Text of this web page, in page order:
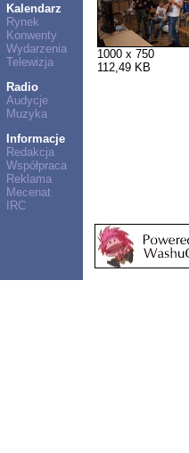
Kalendarz
Rynek
Konwenty
Wydarzenia
Telewizja
Radio
Audycje
Muzyka
Informacje
Redakcja
Współpraca
Reklama
Mecenat
IRC
1000 x 750
112,49 KB